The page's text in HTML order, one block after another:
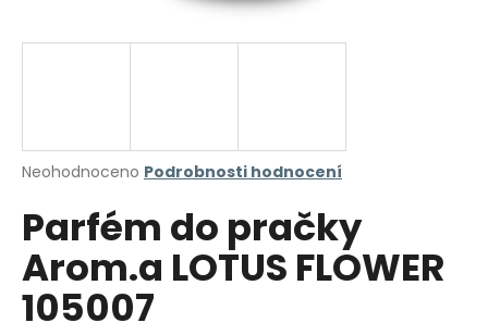
Průměrné
produktu
je
0,0
z
5
hvězdiček.
Neohodnoceno Podrobnosti hodnocení
Parfém do pračky
Arom.a LOTUS FLOWER
105007
j
?
HLEDAT